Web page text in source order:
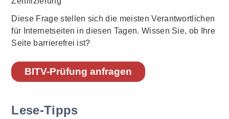
Diese Frage stellen sich die meisten Verantwortlichen
für Internetseiten in diesen Tagen. Wissen Sie, ob Ihre
Seite barrierefrei ist?
BITV-Prüfung anfragen
Lese-Tipps